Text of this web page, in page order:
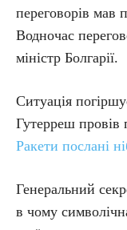
переговорів мав
Водночас
міністр Болгарії.
Ситуація
Гутерреш провів
Ракети послані
Генеральний
в чому